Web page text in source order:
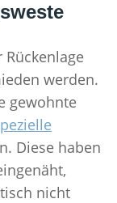
werden.
gewohnte
Diese haben
nicht